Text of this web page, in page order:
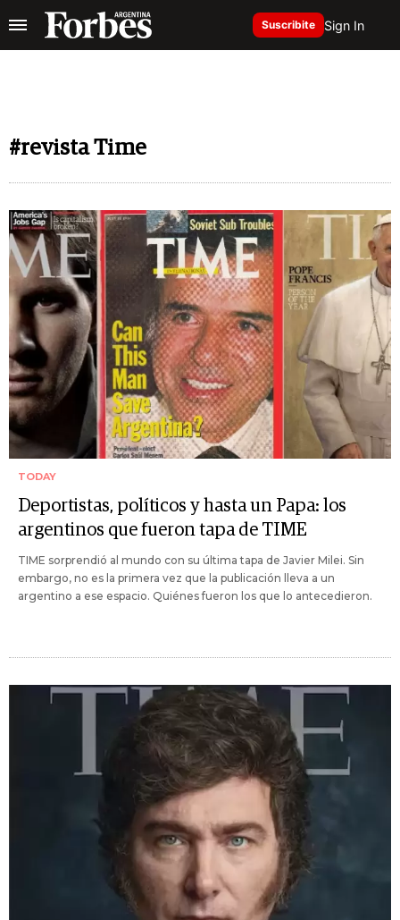
Suscribite Sign In
#revista Time
TODAY
Deportistas, políticos y hasta un Papa: los
argentinos que fueron tapa de TIME
TIME sorprendió al mundo con su última tapa de Javier Milei. Sin
embargo, no es la primera vez que la publicación lleva a un
argentino a ese espacio. Quiénes fueron los que lo antecedieron.